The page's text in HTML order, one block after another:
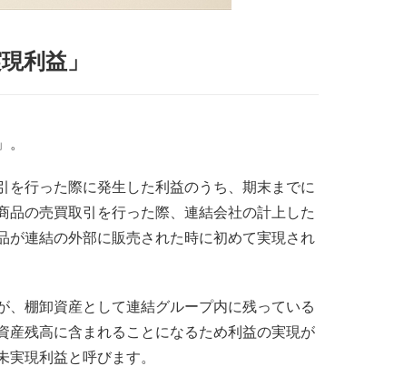
利益」
。
行った際に発生した利益のうち、期末までに
の売買取引を行った際、連結会社の計上した
が連結の外部に販売された時に初めて実現され
、棚卸資産として連結グループ内に残っている
産残高に含まれることになるため利益の実現が
現利益と呼びます。